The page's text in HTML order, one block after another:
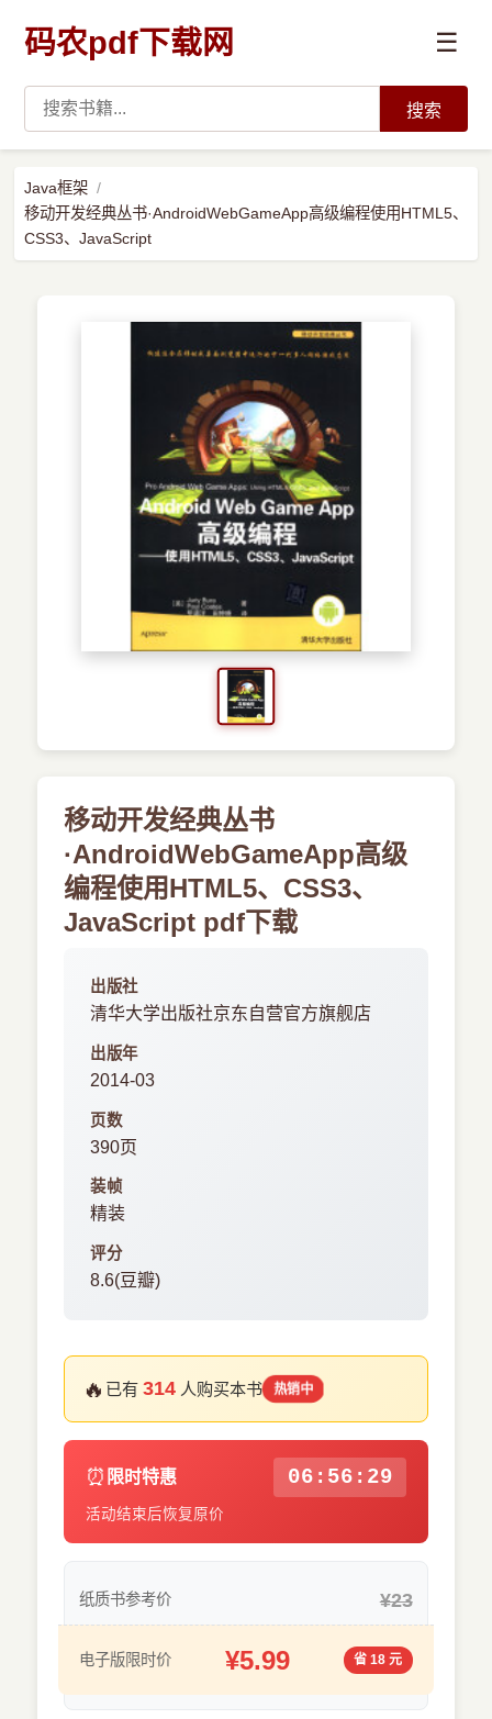
码农pdf下载网 ☰
数据科学与人工智能
搜索
Java框架
移动开发经典丛书·AndroidWebGameApp高级编程使用HTML5、
CSS3、JavaScript
移动开发经典丛书
·AndroidWebGameApp高级
编程使用HTML5、CSS3、
JavaScript pdf下载
出版社
清华大学出版社京东自营官方旗舰店
出版年
2014-03
页数
390页
装帧
精装
评分
8.6(豆瓣)
🔥 已有314 人购买本书 热销中
⏰ 限时特惠 06:56:29
活动结束后恢复原价
纸质书参考价 ¥23
电子版限时价 ¥5.99 省 18 元